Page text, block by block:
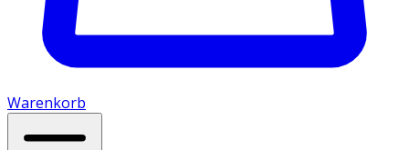
Warenkorb